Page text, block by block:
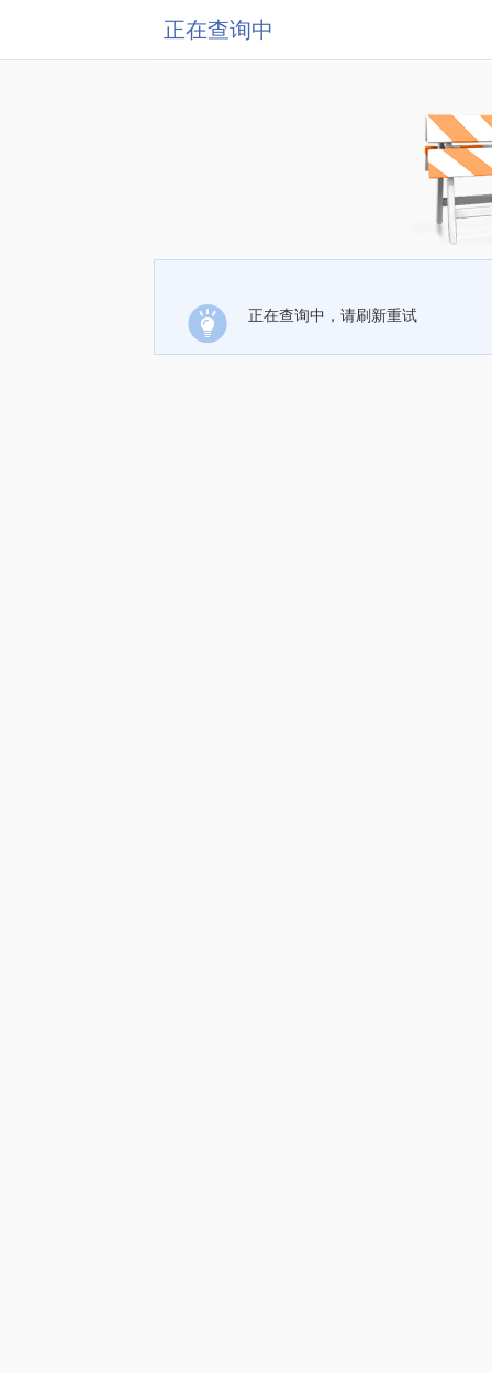
正在查询中
正在查询中，请刷新重试